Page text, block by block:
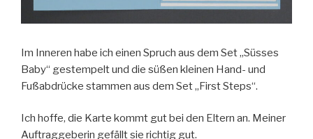
Im Inneren habe ich einen Spruch aus dem Set „Süsses
Baby“ gestempelt und die süßen kleinen Hand- und
Fußabdrücke stammen aus dem Set „First Steps“.
Ich hoffe, die Karte kommt gut bei den Eltern an. Meiner
Auftraggeberin gefällt sie richtig gut.